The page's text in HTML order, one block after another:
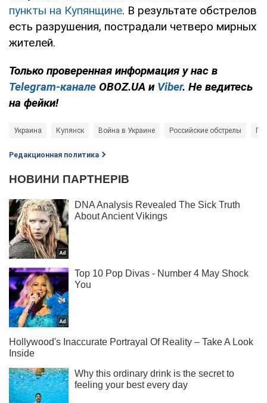
пункты на Купянщине. В результате обстрелов
есть разрушения, пострадали четверо мирных
жителей.
Только проверенная информация у нас в
Telegram-канале OBOZ.UA и Viber. Не ведитесь
на фейки!
Украина Купянск Война в Украине Российские обстрелы
Редакционная политика